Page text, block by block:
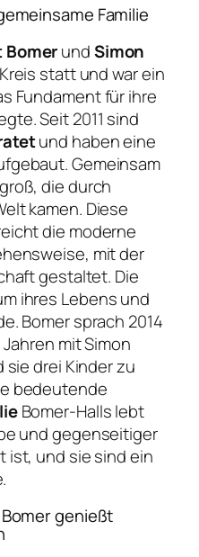
Familie
undSimon
statt und war ein
Fundament für ihre
Seit 2011 sind
und haben eine
Gemeinsam
die durch
kamen. Diese
die moderne
mit der
gestaltet. Die
ihres Lebens und
Bomer sprach 2014
mit Simon
drei Kinder zu
bedeutende
Bomer-Halls lebt
und gegenseitiger
und sie sind ein
genießt